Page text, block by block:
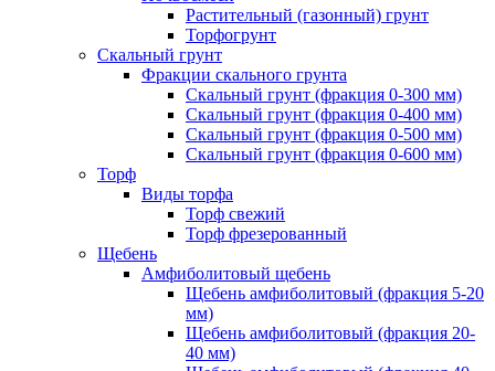
Растительный (газонный) грунт
Торфогрунт
Скальный грунт
Фракции скального грунта
Скальный грунт (фракция 0-300 мм)
Скальный грунт (фракция 0-400 мм)
Скальный грунт (фракция 0-500 мм)
Скальный грунт (фракция 0-600 мм)
Торф
Виды торфа
Торф свежий
Торф фрезерованный
Щебень
Амфиболитовый щебень
Щебень амфиболитовый (фракция 5-20
мм)
Щебень амфиболитовый (фракция 20-
40 мм)